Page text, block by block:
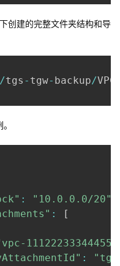
创建的完整文件夹结构和导
/tgs - tgw- backup/
: "10.0.0.0/20"
:
[
: